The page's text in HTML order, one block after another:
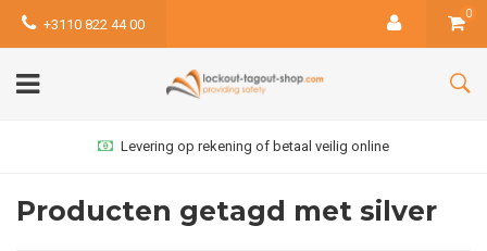
+3110 822 44 00
0
Levering op rekening of betaal veilig online
Producten getagd met silver